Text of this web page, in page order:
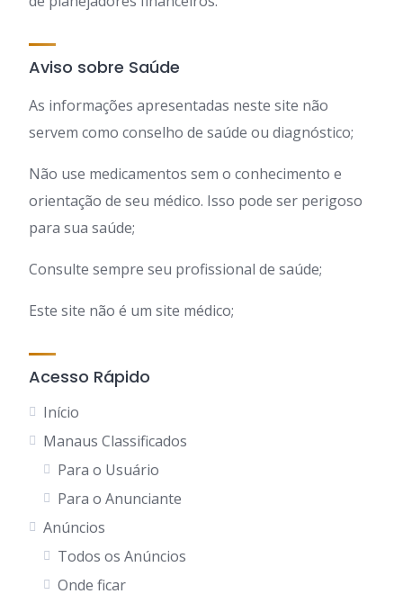
Aviso sobre Saúde
As informações apresentadas neste site não
servem como conselho de saúde ou diagnóstico;
Não use medicamentos sem o conhecimento e
orientação de seu médico. Isso pode ser perigoso
para sua saúde;
Consulte sempre seu profissional de saúde;
Este site não é um site médico;
Acesso Rápido
Início
Manaus Classificados
Para o Usuário
Para o Anunciante
Anúncios
Todos os Anúncios
Onde ficar